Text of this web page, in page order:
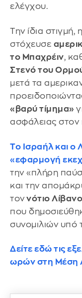
ελέγχου.
Την ίδια
στόχευσε
το Μπαχρέιν,
Στενό του
μετά τα
«βαρύ τίμημα»
ασφάλειας στον
Το Ισραήλ και
«εφαρμογή
την «πλήρη
και την
τον νότιο Λίβανο
που
συνομιλιών
Δείτε εδώ τις
ωρών στη Μέση